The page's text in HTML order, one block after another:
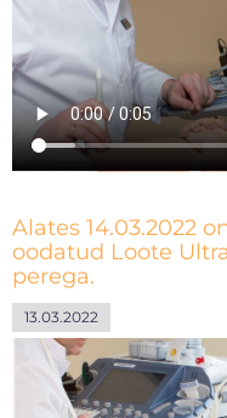
Alates 14.03.2022
oodatud Loote
perega.
13.03.2022